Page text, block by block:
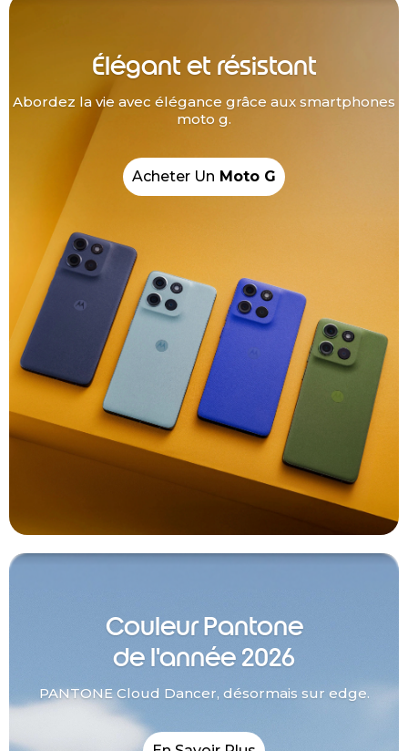
Élégant et résistant
Abordez la vie avec élégance grâce aux smartphones
moto g.
Acheter Un Moto G
Couleur Pantone
de l'année 2026
PANTONE Cloud Dancer, désormais sur edge.